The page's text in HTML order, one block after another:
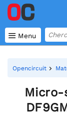
 Menu
Opencircuit
Micro-